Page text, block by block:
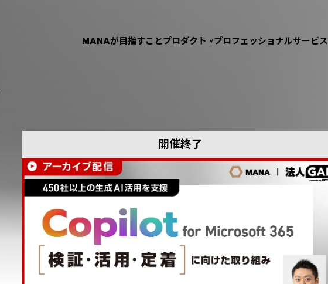
MANAが目指すことプロダクト プロフェッショナルサービス
開催終了